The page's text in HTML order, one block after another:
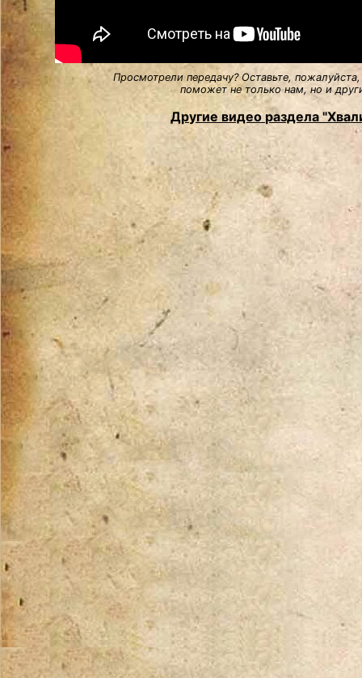
Просмотрели передачу? Оставьте,
поможет не только нам, но и
Другие видео раздела